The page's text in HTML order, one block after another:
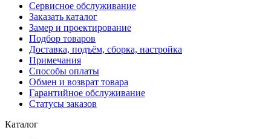
Сервисное обслуживание
Заказать каталог
Замер и проектирование
Подбор товаров
Доставка, подъём, сборка, настройка
Примечания
Способы оплаты
Обмен и возврат товара
Гарантийное обслуживание
Статусы заказов
Каталог